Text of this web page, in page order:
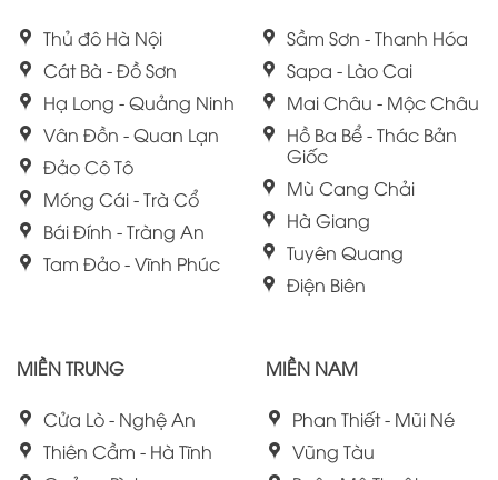
Thủ đô Hà Nội
Cát Bà - Đồ Sơn
Hạ Long - Quảng Ninh
Vân Đồn - Quan Lạn
Đảo Cô Tô
Móng Cái - Trà Cổ
Bái Đính - Tràng An
Tam Đảo - Vĩnh Phúc
Sầm Sơn - Thanh Hóa
Sapa - Lào Cai
Mai Châu - Mộc Châu
Hồ Ba Bể - Thác Bản
Giốc
Mù Cang Chải
Hà Giang
Tuyên Quang
Điện Biên
MIỀN TRUNG
Cửa Lò - Nghệ An
Thiên Cầm - Hà Tĩnh
MIỀN NAM
Phan Thiết - Mũi Né
Vũng Tàu